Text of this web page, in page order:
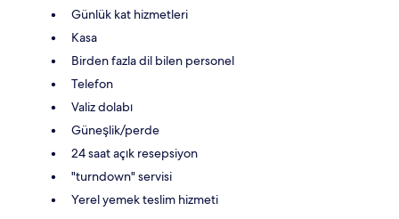
Günlük kat hizmetleri
Kasa
Birden fazla dil bilen personel
Telefon
Valiz dolabı
Güneşlik/perde
24 saat açık resepsiyon
"turndown" servisi
Yerel yemek teslim hizmeti